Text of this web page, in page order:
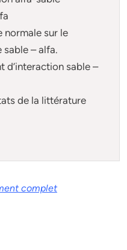
normale sur le
sable – alfa.
d’interaction sable –
de la littérature
complet